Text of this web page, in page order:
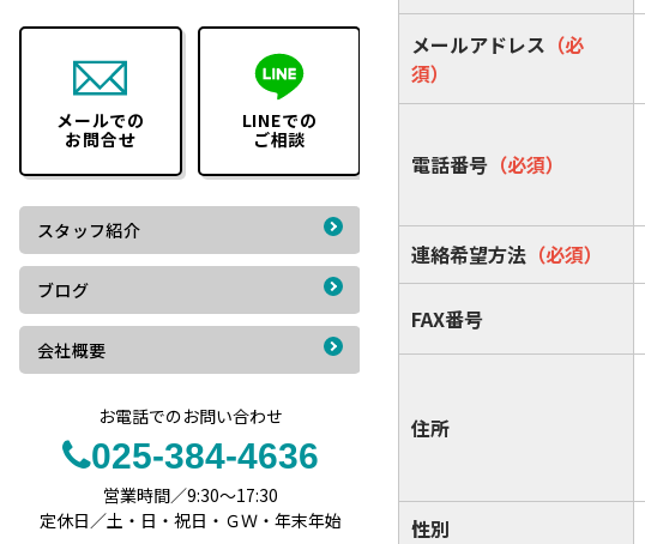
メールでの
お問合せ
LINEでの
ご相談
スタッフ紹介
ブログ
会社概要
お電話でのお問い合わせ
025-384-4636
営業時間／9:30～17:30
定休日／土・日・祝日・ＧＷ・年末年始
メールアドレス （必
須）
電話番号 （必須）
連絡希望方法 （必須）
FAX番号
住所
性別